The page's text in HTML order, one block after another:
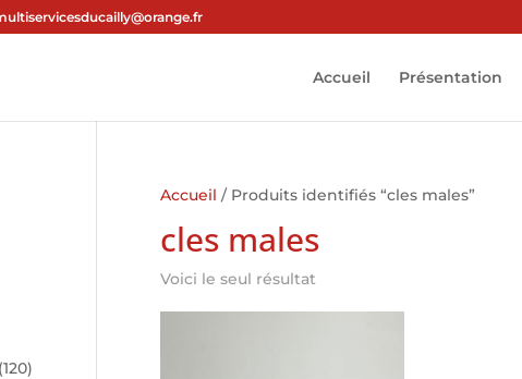
Accueil Présentation
Accueil / Produits identifiés “cles males”
cles males
Voici le seul résultat
(120)